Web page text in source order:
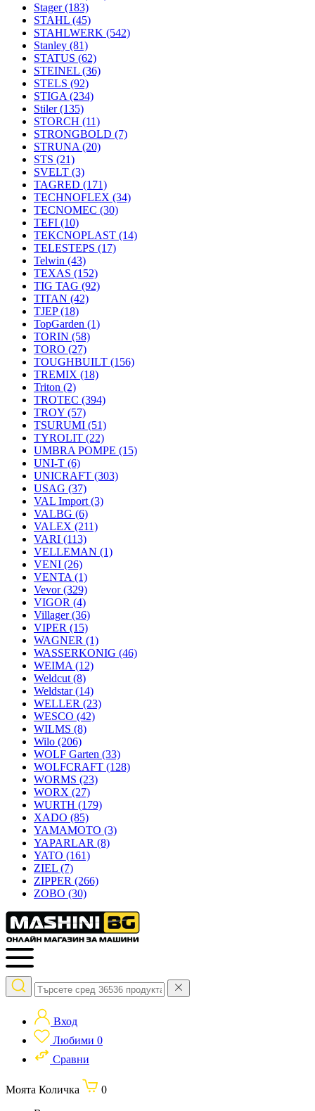
Stager(183)
STAHL (45)
STAHLWERK (542)
Stanley (81)
STATUS (62)
STEINEL (36)
STELS (92)
STIGA (234)
Stiler(135)
STORCH (11)
STRONGBOLD (7)
STRUNA (20)
STS (21)
SVELT (3)
TAGRED (171)
TECHNOFLEX (34)
TECNOMEC (30)
TEFI (10)
TEKCNOPLAST (14)
TELESTEPS (17)
Telwin (43)
TEXAS (152)
TIG TAG (92)
TITAN (42)
TJEP(18)
TopGarden (1)
TORIN (58)
TORO (27)
TOUGHBUILT (156)
TREMIX (18)
Triton (2)
TROTEC (394)
TROY (57)
TSURUMI (51)
TYROLIT (22)
UMBRA POMPE (15)
UNI-T (6)
UNICRAFT (303)
USAG (37)
VAL Import (3)
VALBG (6)
VALEX (211)
VARI (113)
VELLEMAN (1)
VENI (26)
VENTA (1)
Vevor(329)
VIGOR (4)
Villager(36)
VIPER (15)
WAGNER (1)
WASSERKONIG (46)
WEIMA (12)
Weldcut (8)
Weldstar(14)
WELLER (23)
WESCO (42)
WILMS (8)
Wilo (206)
WOLF Garten (33)
WOLFCRAFT (128)
WORMS (23)
WORX (27)
WURTH (179)
XADO (85)
YAMAMOTO (3)
YAPARLAR (8)
YATO (161)
ZIEL (7)
ZIPPER (266)
ZOBO (30)
Вход
Любими 0
Сравни
Моята Количка
0